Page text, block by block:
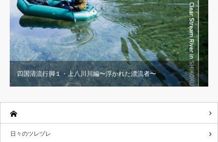
四国清流行脚１・上八川川編〜浮かれた漂流者〜
日々のツレヅレ